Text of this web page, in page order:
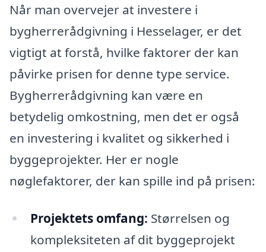
Når man overvejer at investere i
bygherrerådgivning i Hesselager, er det
vigtigt at forstå, hvilke faktorer der kan
påvirke prisen for denne type service.
Bygherrerådgivning kan være en
betydelig omkostning, men det er også
en investering i kvalitet og sikkerhed i
byggeprojekter. Her er nogle
nøglefaktorer, der kan spille ind på prisen:
Projektets omfang: Størrelsen og
kompleksiteten af dit byggeprojekt